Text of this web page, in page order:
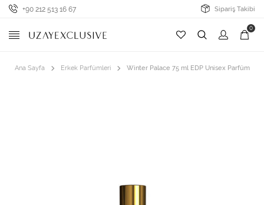
+90 212 513 16 67 Sipariş Takibi
0
Ana Sayfa Erkek Parfümleri Winter Palace 75 ml EDP Unisex Parfüm